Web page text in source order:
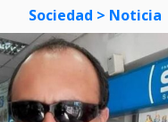
Sociedad > Noticia